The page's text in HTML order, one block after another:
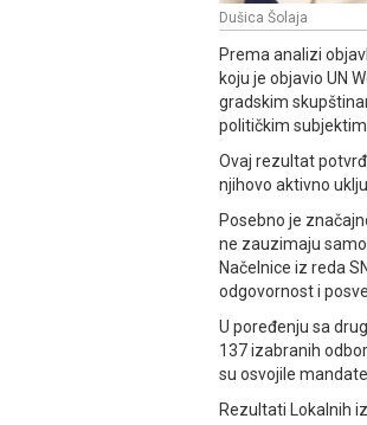
Dušica Šolaja
Prema analizi
koju je objavio UN
gradskim
političkim
Ovaj rezultat
njihovo aktivno
Posebno je
ne zauzimaju
Načelnice iz reda
odgovornost i
U poređenju sa
137 izabranih
su osvojile
Rezultati Lokalnih